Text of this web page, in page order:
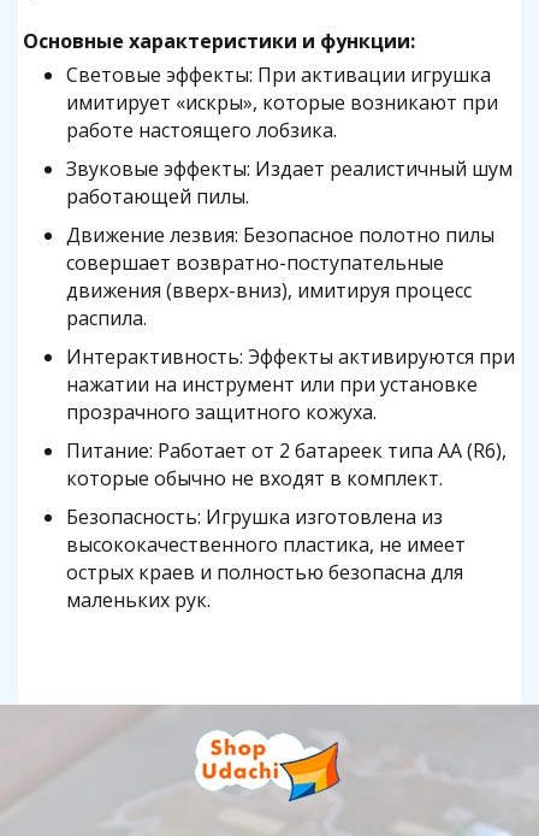
Основные характеристики и функции:
Световые эффекты: При активации игрушка
имитирует «искры», которые возникают при
работе настоящего лобзика.
Звуковые эффекты: Издает реалистичный шум
работающей пилы.
Движение лезвия: Безопасное полотно пилы
совершает возвратно-поступательные
движения (вверх-вниз), имитируя процесс
распила.
Интерактивность: Эффекты активируются при
нажатии на инструмент или при установке
прозрачного защитного кожуха.
Питание: Работает от 2 батареек типа AA (R6),
которые обычно не входят в комплект.
Безопасность: Игрушка изготовлена из
высококачественного пластика, не имеет
острых краев и полностью безопасна для
маленьких рук.